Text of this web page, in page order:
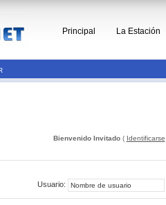
Principal La Estación
Bienvenido Invitado( Identificarse
Usuario: